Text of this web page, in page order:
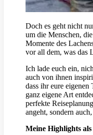
Doch es geht nicht
um die Menschen,
Momente des
vor all dem, was das
Ich lade euch ein,
auch von ihnen
dass ihr eure
ganz eigene Art
perfekte
angeht, sondern
Meine Highlights